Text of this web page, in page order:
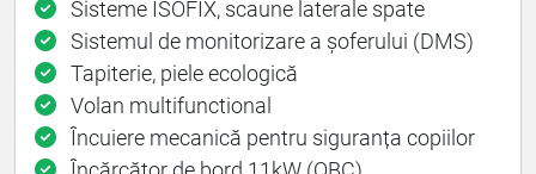
Sisteme ISOFIX, scaune laterale spate
Sistemul de monitorizare a șoferului (DMS)
Tapiterie, piele ecologică
Volan multifunctional
Încuiere mecanică pentru siguranța copiilor